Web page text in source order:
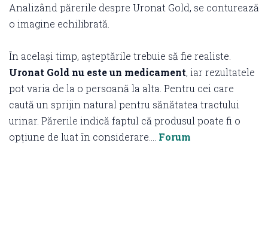
Analizând părerile despre Uronat Gold, se conturează
o imagine echilibrată.
În același timp, așteptările trebuie să fie realiste.
Uronat Gold nu este un medicament, iar rezultatele
pot varia de la o persoană la alta. Pentru cei care
caută un sprijin natural pentru sănătatea tractului
urinar. Părerile indică faptul că produsul poate fi o
opțiune de luat în considerare…. Forum